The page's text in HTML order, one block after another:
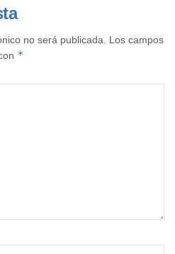
no será publicada.
Los campos
*